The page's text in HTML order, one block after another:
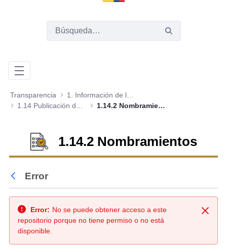
Transparencia
1. Información de la entidad
1.14.2 Nombramientos
1.14.2 Nombramientos
Atrás
Error
Error: No se puede obtener acceso a este
repositorio porque no tiene permiso o no está
disponible.